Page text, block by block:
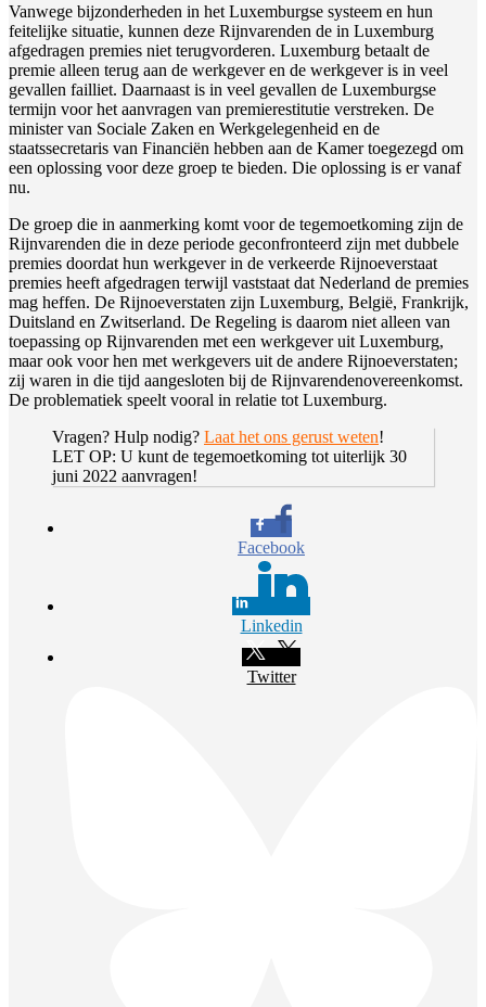
Vanwege bijzonderheden in het Luxemburgse systeem en hun
feitelijke situatie, kunnen deze Rijnvarenden de in Luxemburg
afgedragen premies niet terugvorderen. Luxemburg betaalt de
premie alleen terug aan de werkgever en de werkgever is in veel
gevallen failliet. Daarnaast is in veel gevallen de Luxemburgse
termijn voor het aanvragen van premierestitutie verstreken. De
minister van Sociale Zaken en Werkgelegenheid en de
staatssecretaris van Financiën hebben aan de Kamer toegezegd om
een oplossing voor deze groep te bieden. Die oplossing is er vanaf
nu.
De groep die in aanmerking komt voor de tegemoetkoming zijn de
Rijnvarenden die in deze periode geconfronteerd zijn met dubbele
premies doordat hun werkgever in de verkeerde Rijnoeverstaat
premies heeft afgedragen terwijl vaststaat dat Nederland de premies
mag heffen. De Rijnoeverstaten zijn Luxemburg, België, Frankrijk,
Duitsland en Zwitserland. De Regeling is daarom niet alleen van
toepassing op Rijnvarenden met een werkgever uit Luxemburg,
maar ook voor hen met werkgevers uit de andere Rijnoeverstaten;
zij waren in die tijd aangesloten bij de Rijnvarendenovereenkomst.
De problematiek speelt vooral in relatie tot Luxemburg.
Vragen? Hulp nodig? Laat het ons gerust weten!
LET OP: U kunt de tegemoetkoming tot uiterlijk 30
juni 2022 aanvragen!
Facebook
Linkedin
Twitter